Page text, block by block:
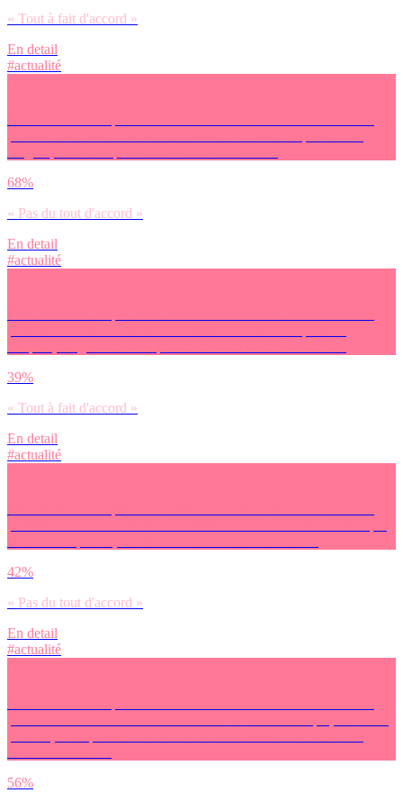
« Tout à fait d'accord »
En detail
#actualité
68%
« Pas du tout d'accord »
En detail
#actualité
39%
« Tout à fait d'accord »
En detail
#actualité
42%
« Pas du tout d'accord »
En detail
#actualité
56%